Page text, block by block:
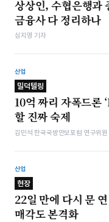
상상인, 수협은행과
금융사 다 정리하나
심지영 기자
산업
밀덕텔링
10억 짜리 자폭드론
할 진짜 숙제
김민석 한국국방안보포럼 연구위원
산업
현장
22일 만에 다시 문
매각도 본격화